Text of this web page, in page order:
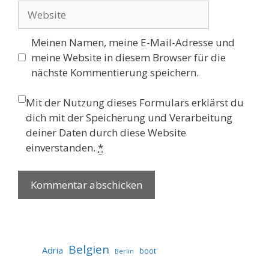
Meinen Namen, meine E-Mail-Adresse und
meine Website in diesem Browser für die
nächste Kommentierung speichern.
Mit der Nutzung dieses Formulars erklärst du
dich mit der Speicherung und Verarbeitung
deiner Daten durch diese Website
einverstanden. *
Adria Belgien Berlin boot